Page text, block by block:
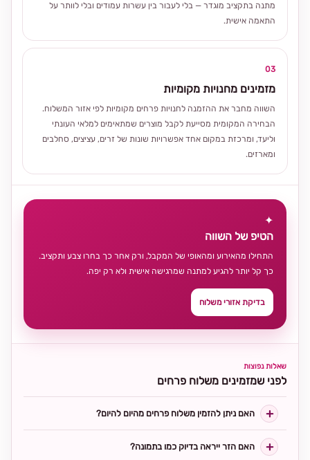
מתנה בתקציב מוגדר — בלי לעבור בין עשרות עמודים ובלי לוותר על
התאמה אישית.
03
מזמינים מחנויות מקומיות
השווה מחבר את ההזמנה לחנויות פרחים מקומיות לפי אזור המשלוח.
הבחירה המקומית מסייעת לקבל מוצרים שמתאימים למלאי העונתי
וליעד, ומרכזת במקום אחד אפשרויות שונות של זרים, עציצים, סחלבים
ומארזים.
✦
הטיפ של השווה
התחילו מהאירוע ומהאופי של המקבל, ורק אחר כך בחרו צבע ותקציב.
כך קל יותר להגיע למתנה שמרגישה אישית ולא רק יפה.
בדיקת אזורי משלוח
שאלות נפוצות
לפני שמזמינים משלוח פרחים
האם ניתן להזמין משלוח פרחים מהיום להיום?
האם הזר ייראה בדיוק כמו בתמונה?